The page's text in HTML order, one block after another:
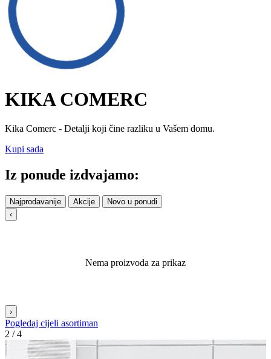
KIKA COMERC
Kika Comerc - Detalji koji čine razliku u Vašem domu.
Kupi sada
Iz ponude izdvajamo:
Najprodavanije Akcije
Novo u ponudi
‹
Nema proizvoda za prikaz
›
Pogledaj cijeli asortiman
3 / 4